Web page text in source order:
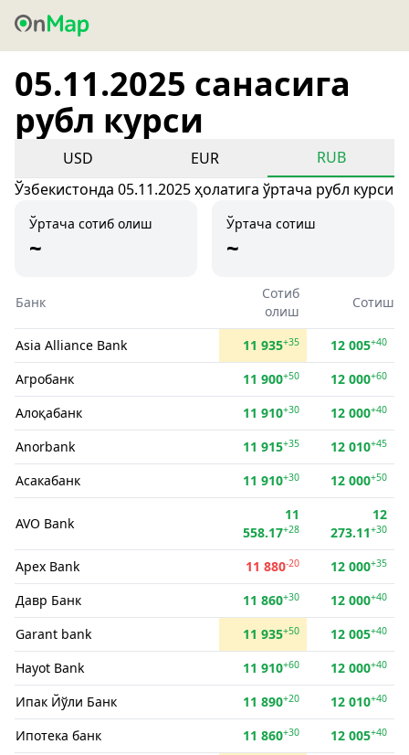
05.11.2025 санасига
рубл курси
USD EUR
RUB
Ўзбекистонда 05.11.2025 ҳолатига ўртача рубл курси
Ўртача сотиб олиш
~
Ўртача сотиш
~
Банк
Сотиб
олиш
Сотиш
Asia Alliance Bank 11 935+35 12 005+40
Агробанк 11 900+50 12 000+60
Алоқабанк 11 910+30 12 000+40
Anorbank 11 915+35 12 010+45
Асакабанк 11 910+30 12 000+50
AVO Bank
11
558.17+28
12
273.11+30
Apex Bank 11 880-20 12 000+35
Давр Банк 11 860+30 12 000+40
Garant bank 11 935+50 12 005+40
Hayot Bank 11 910+60 12 000+40
Ипак Йўли Банк 11 890+20 12 010+40
Ипотека банк 11 860+30 12 005+40